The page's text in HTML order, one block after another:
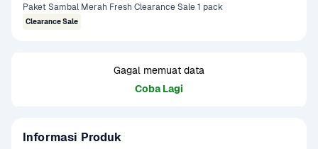
Paket Sambal Merah Fresh Clearance Sale 1 pack
Clearance Sale
Gagal memuat data
Coba Lagi
Informasi Produk